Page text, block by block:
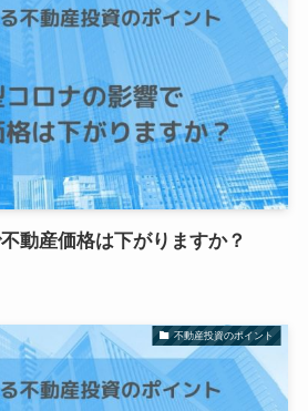
動産価格は下がりますか？
不動産投資のポイント